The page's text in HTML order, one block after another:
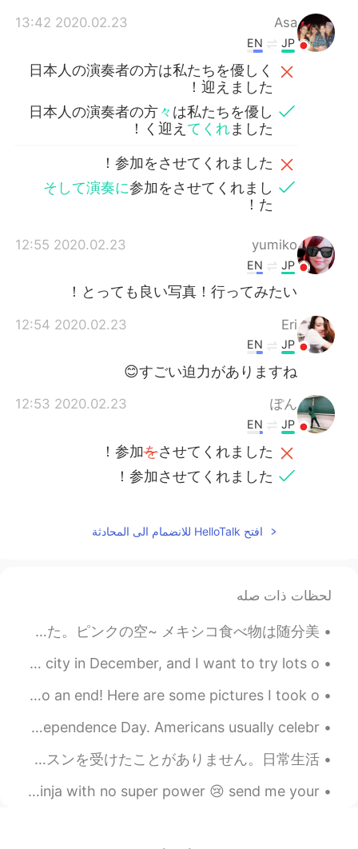
Asa
2020.02.23 13:42
JP
EN
日本人の演奏者の方は私たちを優しく
迎えました！
日本人の演奏者の方々 は私たちを優し
く迎え てくれました！
そして演奏に参加をさせてくれまし
た！
yumiko
2020.02.23 12:55
JP
EN
とっても良い写真！行ってみたい！
Eri
2020.02.23 12:54
JP
EN
すごい迫力がありますね😊
ぽん
2020.02.23 12:53
JP
EN
をさせてくれました！
افتح HelloTalk للانضمام الى المحادثة
لحظات ذات صله
親友とメキシコレストランで昼ご飯を食べました。美味しかったですよ〜 後で、綺麗なベオグラードの道を散歩をしました。空はとても美しかったから、写真をとりました。ピンクの空~ メキシコ食べ物は随分美...
I will be going to a Korean & Japanese food shop in my city in December, and I want to try lots o...
As much as I enjoy the snow, I’m glad winter is coming to an end! Here are some pictures I took o...
今日は７月４日です。July 4th is a holiday in the U.S. It is our Independence Day. Americans usually celebr...
おはようございます。今日の大阪はとてもいい天気です。☀最近、仕事が忙しくて、全然勉強していません。今日は、出勤する前に、日本語を勉強しました。私は日本語レッスンを受けたことがありません。日常生活...
Hate being sick and having to work.. ugh I feel like a ninja with no super power 😢 send me your “...